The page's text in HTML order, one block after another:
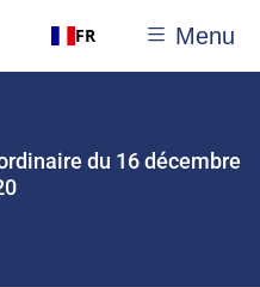
Menu
FR
du 16 décembre